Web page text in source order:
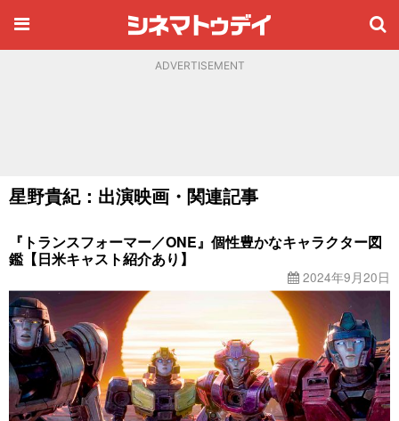
ADVERTISEMENT
星野貴紀：出演映画・関連記事
『トランスフォーマー／ONE』個性豊かなキャラクター図
鑑【日米キャスト紹介あり】
2024年9月20日